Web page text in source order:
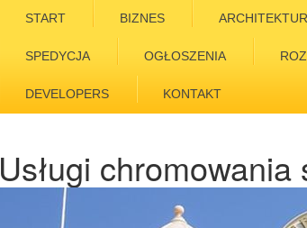
START BIZNES
SPEDYCJA OGŁOSZENIA
DEVELOPERS KONTAKT
Usługi